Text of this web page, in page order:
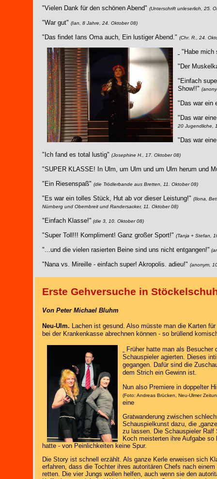
"Vielen Dank für den schönen Abend" (Unterschrift unleserlich, 25.
"War gut" (Ian, 8 Jahre, 24. Oktober 08)
"Das findet Ians Oma auch, Ein lustiger Abend." (Chr. R., 24.
"Habe mich
"Der
"Einfach
Show!!"
"Das war ein
"Das war
20 Jugendliche,
"Das war
"Ich fand es total lustig" (Josephine H., 17. Oktober 08)
"SUPER KLASSE! In Ulm, um Ulm und um Ulm herum und
"Ein Riesenspaß" (die Trödlerbande aus Bretten, 11. Oktober 08)
"Es war ein tolles Stück, Hut ab vor dieser Leistung!" (Ilona,
Nürnberg und Obernbreit und Randersacker, 11. Oktober 08)
"Einfach Klasse!" (die 3, 10. Oktober 08)
"Super Toll!!! Kompliment! Ganz großer Sport!" (Tanja + Stefan,
"...und die vielen rasierten Beine sind uns nicht entgangen!"
"Nana vs. Mireille - einfach super! Akropolis. adieu!" (anonym,
Erste Gehversuche in
Von Peter Michael Bluhm
Neu-Ulm. Lachen ist gesund. Also müsste man die Karten
bei der Krankenkasse abrechnen können - so brüllend
Früher hatte man als
Schauspieler agierten. Dieses
gegangen. Dafür sind die
dem Strich ein Gewinn ist.
Nun also Premiere in doppelter
(Foto: Andreas Brücken, Neu-Ulmer
eine
Gratwanderung zwischen
Schauspielkunst dazu, die
zu lassen. Die Schauspieler Ralf
Koch meisterten ihre Aufgabe
hatte - von Peinlichkeiten keine Spur.
Die Story ist schnell erzählt. Als ganze Kerle erweisen sich
erfahren, dass die Tochter ihres autoritären Chefs nach
retten. Die vier Jungs wollen helfen, auch wenn sie den